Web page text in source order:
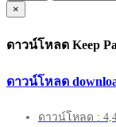
×
ดาวน์โหลด Keep
ดาวน์โหลด
ดาวน์โหลด :